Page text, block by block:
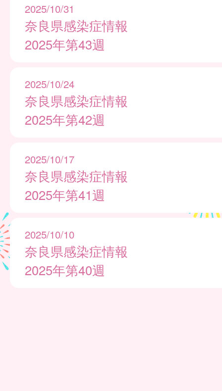
2025/10/31
奈良県感染症情報
2025年第43週
2025/10/24
奈良県感染症情報
2025年第42週
2025/10/17
奈良県感染症情報
2025年第41週
2025/10/10
奈良県感染症情報
2025年第40週